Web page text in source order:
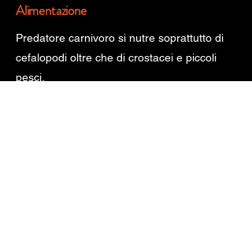
Alimentazione
Predatore carnivoro si nutre soprattutto di
cefalopodi oltre che di crostacei e piccoli
pesci.